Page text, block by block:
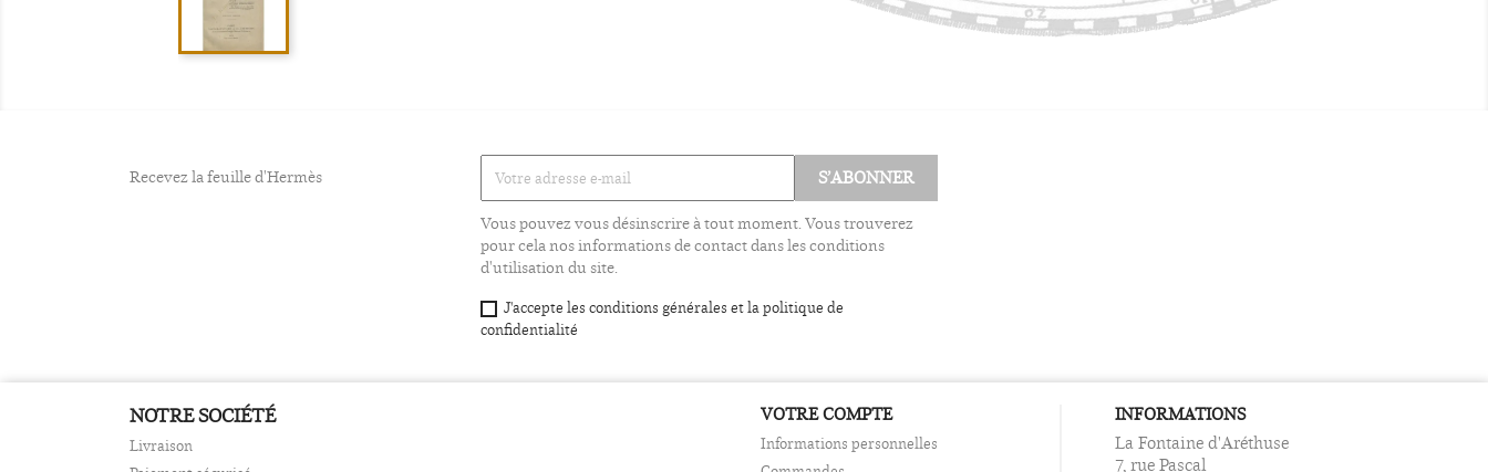
Recevez la feuille d'Hermès
Vous pouvez vous désinscrire à tout moment. Vous trouverez
pour cela nos informations de contact dans les conditions
d'utilisation du site.
J'accepte les conditions générales et la politique de
confidentialité
NOTRE SOCIÉTÉ
Livraison
VOTRE COMPTE
Informations personnelles
INFORMATIONS
La Fontaine d'Aréthuse
7, rue Pascal